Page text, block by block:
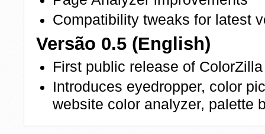
Compatibility tweaks for latest
Versão 0.5 (English)
First public release of
Introduces eyedropper, color
website color analyzer, palette